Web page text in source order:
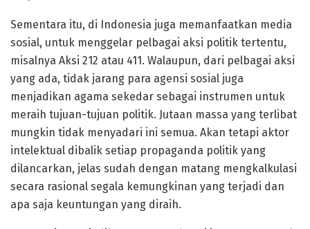
Sementara itu, di Indonesia juga memanfaatkan media
sosial, untuk menggelar pelbagai aksi politik tertentu,
misalnya Aksi 212 atau 411. Walaupun, dari pelbagai aksi
yang ada, tidak jarang para agensi sosial juga
menjadikan agama sekedar sebagai instrumen untuk
meraih tujuan-tujuan politik. Jutaan massa yang terlibat
mungkin tidak menyadari ini semua. Akan tetapi aktor
intelektual dibalik setiap propaganda politik yang
dilancarkan, jelas sudah dengan matang mengkalkulasi
secara rasional segala kemungkinan yang terjadi dan
apa saja keuntungan yang diraih.